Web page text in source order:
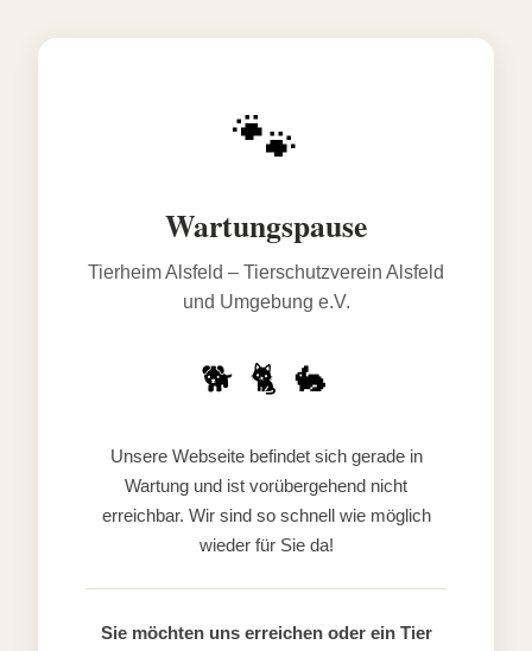
🐾
Wartungspause
Tierheim Alsfeld – Tierschutzverein Alsfeld
und Umgebung e.V.
🐕 🐈 🐇
Unsere Webseite befindet sich gerade in
Wartung und ist vorübergehend nicht
erreichbar. Wir sind so schnell wie möglich
wieder für Sie da!
Sie möchten uns erreichen oder ein Tier